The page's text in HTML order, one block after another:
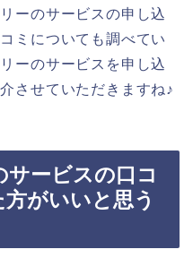
ーのサービスの申し込
ミについても調べてい
ーのサービスを申し込
させていただきますね♪
ービスの口コ
がいいと思う